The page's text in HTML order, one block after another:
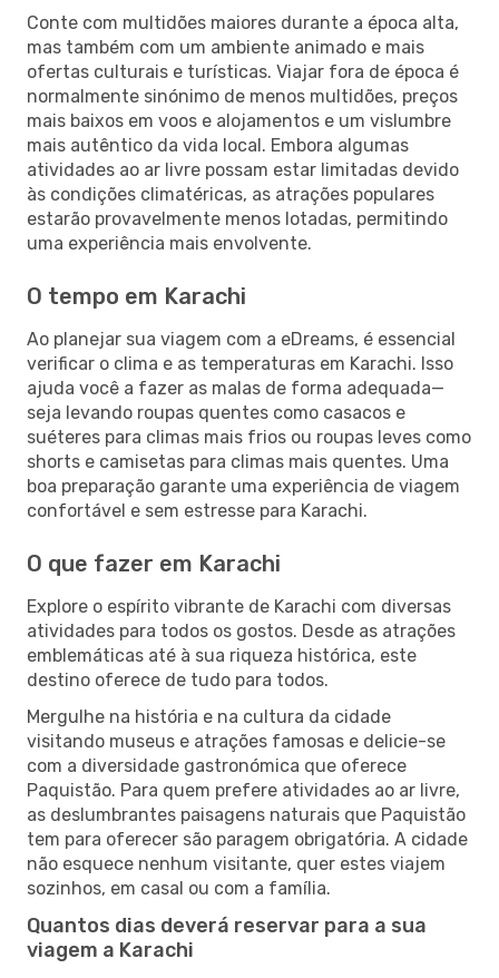
Conte com multidões maiores durante a época alta,
mas também com um ambiente animado e mais
ofertas culturais e turísticas. Viajar fora de época é
normalmente sinónimo de menos multidões, preços
mais baixos em voos e alojamentos e um vislumbre
mais autêntico da vida local. Embora algumas
atividades ao ar livre possam estar limitadas devido
às condições climatéricas, as atrações populares
estarão provavelmente menos lotadas, permitindo
uma experiência mais envolvente.
O tempo em Karachi
Ao planejar sua viagem com a eDreams, é essencial
verificar o clima e as temperaturas em Karachi. Isso
ajuda você a fazer as malas de forma adequada—
seja levando roupas quentes como casacos e
suéteres para climas mais frios ou roupas leves como
shorts e camisetas para climas mais quentes. Uma
boa preparação garante uma experiência de viagem
confortável e sem estresse para Karachi.
O que fazer em Karachi
Explore o espírito vibrante de Karachi com diversas
atividades para todos os gostos. Desde as atrações
emblemáticas até à sua riqueza histórica, este
destino oferece de tudo para todos.
Mergulhe na história e na cultura da cidade
visitando museus e atrações famosas e delicie-se
com a diversidade gastronómica que oferece
Paquistão. Para quem prefere atividades ao ar livre,
as deslumbrantes paisagens naturais que Paquistão
tem para oferecer são paragem obrigatória. A cidade
não esquece nenhum visitante, quer estes viajem
sozinhos, em casal ou com a família.
Quantos dias deverá reservar para a sua
viagem a Karachi